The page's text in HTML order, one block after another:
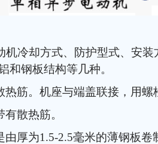
冷却方式、防护型式、安装
和钢板结构等几种。
热筋。机座与端盖联接，用螺
散热筋。
由厚为1.5-2.5毫米的薄钢板